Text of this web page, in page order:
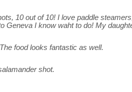
10 out of 10! I love paddle
Geneva I know waht to do! My
food looks fantastic as well.
shot.